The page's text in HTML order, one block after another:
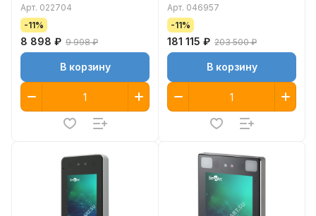
Арт. 022704
-11%
8 898 ₽ 9 998 ₽
В корзину
Арт. 046957
-11%
181 115 ₽ 203 500 ₽
В корзину